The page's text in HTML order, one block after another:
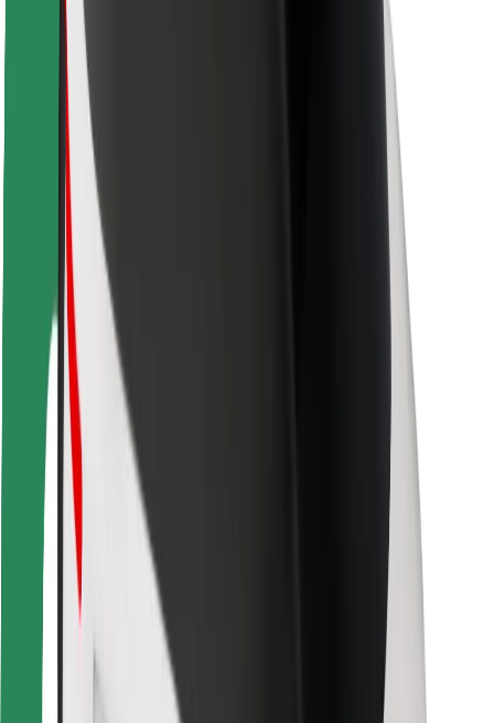
Ciudades
Dónde estamos
Soluciones para las ciudades
Aeropuertos
Estaciones de carga de Bolt
Soporte
Para usuarios
Para conductores
Para repartidores
Bolt Food
Para propietarios de flota
Para restaurantes
Bolt para empresas